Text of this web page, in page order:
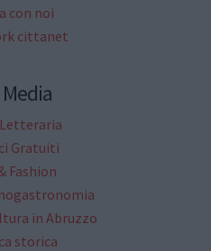
con noi
cittanet
Gratuiti
Fashion
in Abruzzo
storica